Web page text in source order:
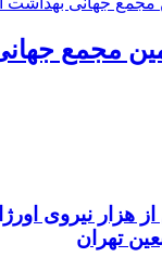
مجمع
از هزار نیروی
تهران